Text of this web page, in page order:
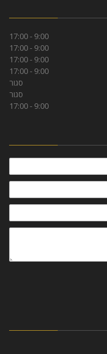
9:00 - 17:00
9:00 - 17:00
9:00 - 17:00
9:00 - 17:00
סגור
סגור
9:00 - 17:00